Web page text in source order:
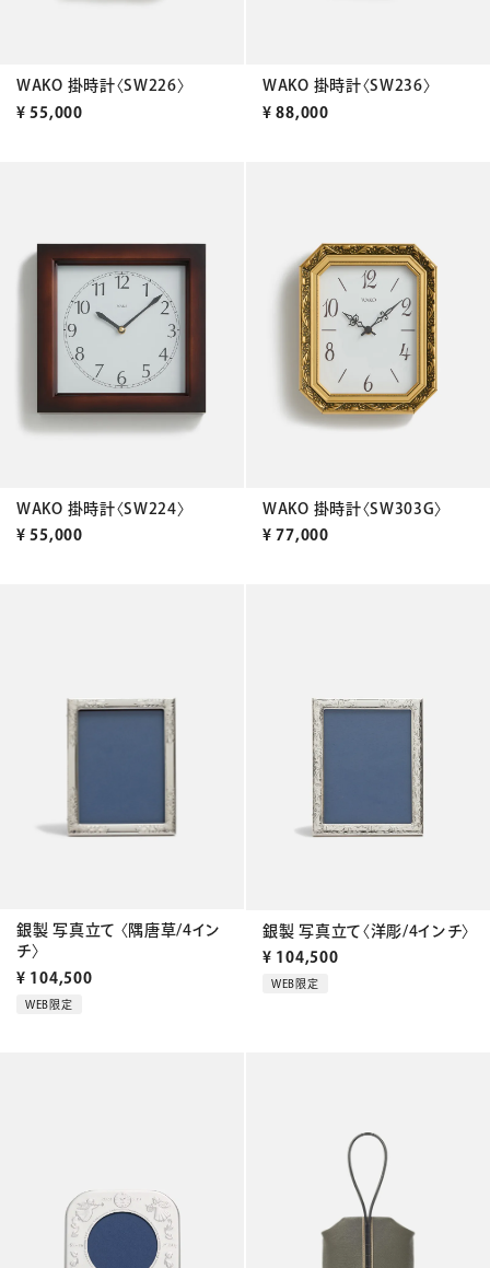
WAKO 掛時計〈SW226〉
¥ 55,000
WAKO 掛時計〈SW236〉
¥ 88,000
WAKO 掛時計〈SW224〉
¥ 55,000
WAKO 掛時計〈SW303G〉
¥ 77,000
銀製 写真立て 〈隅唐草/4イン
チ〉
¥ 104,500
WEB限定
銀製 写真立て〈洋彫/4インチ〉
¥ 104,500
WEB限定